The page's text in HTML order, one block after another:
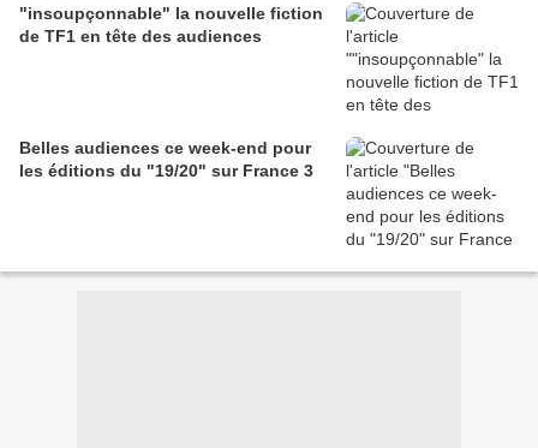
"insoupçonnable" la nouvelle fiction
de TF1 en tête des audiences
Belles audiences ce week-end pour
les éditions du "19/20" sur France 3